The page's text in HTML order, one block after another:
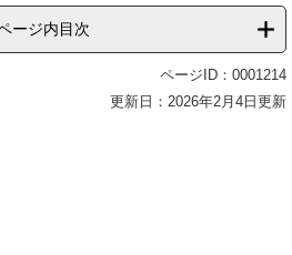
ージ内目次
ページID：0001214
更新日：2026年2月4日更新